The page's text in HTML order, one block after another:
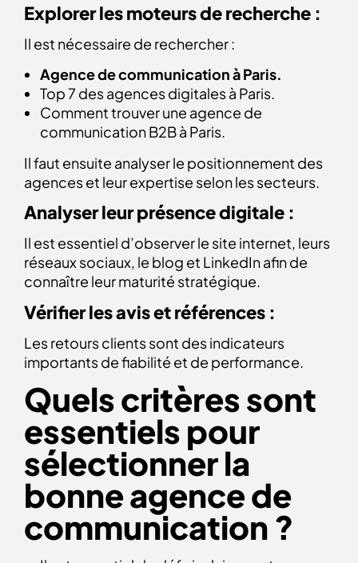
Explorer les moteurs de recherche :
Il est nécessaire de rechercher :
Agence de communication à Paris.
Top 7 des agences digitales à Paris.
Comment trouver une agence de
communication B2B à Paris.
Il faut ensuite analyser le positionnement des
agences et leur expertise selon les secteurs.
Analyser leur présence digitale :
Il est essentiel d’observer le site internet, leurs
réseaux sociaux, le blog et LinkedIn afin de
connaître leur maturité stratégique.
Vérifier les avis et références :
Les retours clients sont des indicateurs
importants de fiabilité et de performance.
Quels critères sont
essentiels pour
sélectionner la
bonne agence de
communication ?